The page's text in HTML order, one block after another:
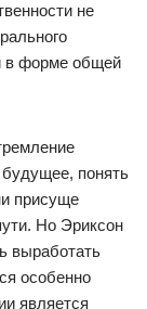
не
в форме общей
понять
присуще
Но Эриксон
выработать
особенно
является